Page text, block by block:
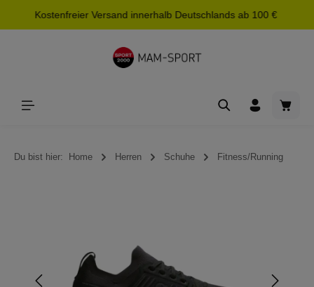
springen
Kostenfreier Versand innerhalb Deutschlands ab 100 €
Du bist hier: Home Herren Schuhe Fitness/Running